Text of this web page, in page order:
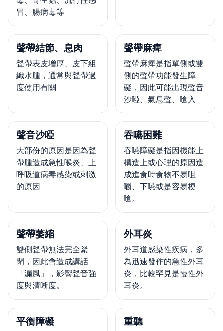
冒、腸病毒等
聲帶結節、息肉
聲帶表皮增厚、皮下組
織水腫，通常與聲帶過
度使用有關
聲帶麻痺
聲帶麻痺是指單側或雙
側的聲帶功能發生障
礙，因此可能出現聲音
沙啞、氣息聲、嗆入
聲音沙啞
大部份的原因是因為聲
帶腫造成急性喉炎、上
呼吸道病毒感染或刺激
的原因
吞嚥困難
吞嚥障礙是指因機能上
構造上或心理的原因造
成進食時食物不易咀
嚼、下嚥或是容易梗
嗆。
聲帶萎縮
雙側聲帶無法完全緊
閉，因此會造成講話
「漏風」，影響聲音強
度與清晰度。
外耳炎
外耳道感染性疾病，多
為迅速發作的急性外耳
炎，比較罕見是慢性外
耳炎。
平衡障礙 重聽